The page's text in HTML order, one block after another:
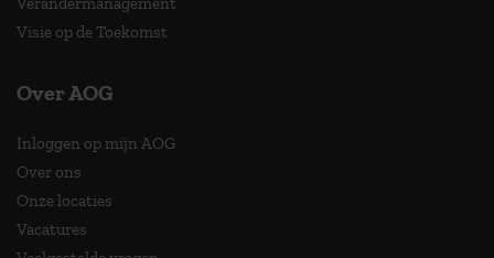
Visie op de Toekomst
Over AOG
Inloggen op mijn AOG
Over ons
Onze locaties
Vacatures